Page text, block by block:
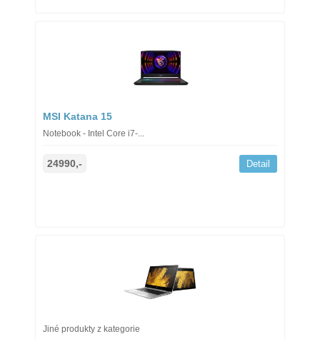
MSI Katana 15
Notebook - Intel Core i7-...
24990,- Detail
Jiné produkty z kategorie